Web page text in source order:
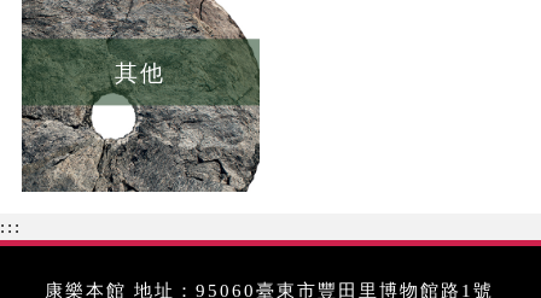
其他
:::
康樂本館 地址：95060臺東市豐田里博物館路1號